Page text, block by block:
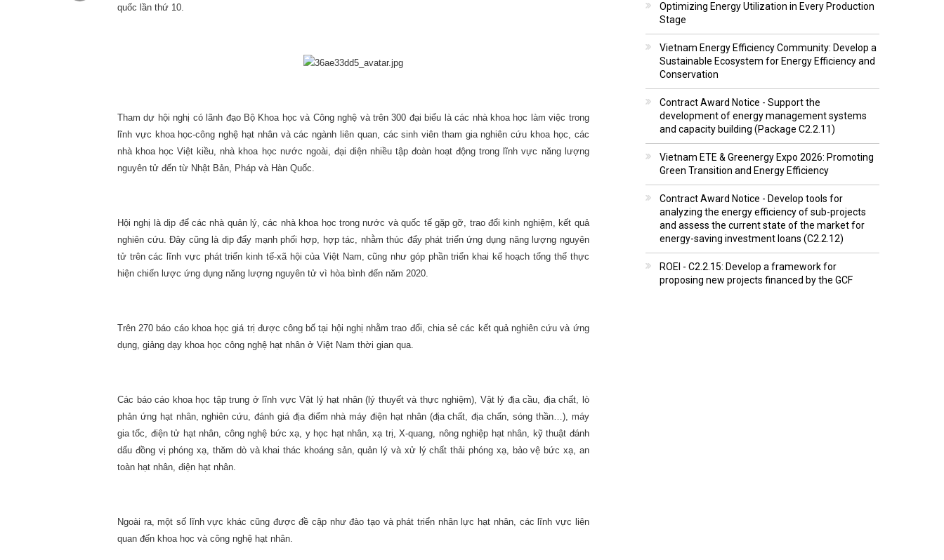
quốc lần thứ 10.
Tham dự hội nghị có lãnh đạo Bộ Khoa học và Công nghệ và trên 300 đại biểu là các nhà khoa học làm việc trong
lĩnh vực khoa học-công nghệ hạt nhân và các ngành liên quan, các sinh viên tham gia nghiên cứu khoa học, các
nhà khoa học Việt kiều, nhà khoa học nước ngoài, đại diện nhiều tập đoàn hoạt động trong lĩnh vực năng lượng
nguyên tử đến từ Nhật Bản, Pháp và Hàn Quốc.
Hội nghị là dịp để các nhà quản lý, các nhà khoa học trong nước và quốc tế gặp gỡ, trao đổi kinh nghiệm, kết quả
nghiên cứu. Đây cũng là dịp đẩy mạnh phối hợp, hợp tác, nhằm thúc đẩy phát triển ứng dụng năng lượng nguyên
tử trên các lĩnh vực phát triển kinh tế-xã hội của Việt Nam, cũng như góp phần triển khai kế hoạch tổng thể thực
hiện chiến lược ứng dụng năng lượng nguyên tử vì hòa bình đến năm 2020.
Trên 270 báo cáo khoa học giá trị được công bố tại hội nghị nhằm trao đổi, chia sẻ các kết quả nghiên cứu và ứng
dụng, giảng dạy khoa học công nghệ hạt nhân ở Việt Nam thời gian qua.
Các báo cáo khoa học tập trung ở lĩnh vực Vật lý hạt nhân (lý thuyết và thực nghiệm), Vật lý địa cầu, địa chất, lò
phản ứng hạt nhân, nghiên cứu, đánh giá địa điểm nhà máy điện hạt nhân (địa chất, địa chấn, sóng thần…), máy
gia tốc, điện tử hạt nhân, công nghệ bức xạ, y học hạt nhân, xạ trị, X-quang, nông nghiệp hạt nhân, kỹ thuật đánh
dấu đồng vị phóng xạ, thăm dò và khai thác khoáng sản, quản lý và xử lý chất thải phóng xạ, bảo vệ bức xạ, an
toàn hạt nhân, điện hạt nhân.
Ngoài ra, một số lĩnh vực khác cũng được đề cập như đào tạo và phát triển nhân lực hạt nhân, các lĩnh vực liên
quan đến khoa học và công nghệ hạt nhân.
Optimizing Energy Utilization in Every Production
Stage
Vietnam Energy Efficiency Community: Develop a
Sustainable Ecosystem for Energy Efficiency and
Conservation
Contract Award Notice - Support the
development of energy management systems
and capacity building (Package C2.2.11)
Vietnam ETE & Greenergy Expo 2026: Promoting
Green Transition and Energy Efficiency
Contract Award Notice - Develop tools for
analyzing the energy efficiency of sub-projects
and assess the current state of the market for
energy-saving investment loans (C2.2.12)
ROEI - C2.2.15: Develop a framework for
proposing new projects financed by the GCF